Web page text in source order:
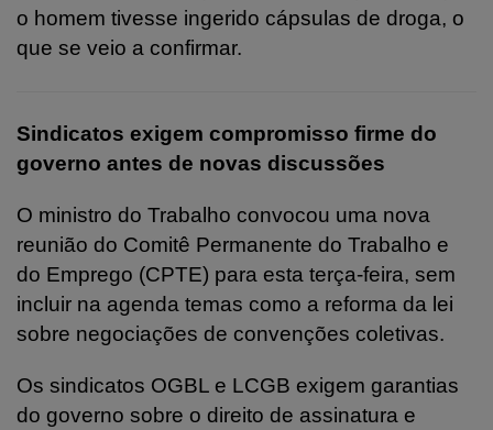
o homem tivesse ingerido cápsulas de droga, o
que se veio a confirmar.
Sindicatos exigem compromisso firme do
governo antes de novas discussões
O ministro do Trabalho convocou uma nova
reunião do Comitê Permanente do Trabalho e
do Emprego (CPTE) para esta terça-feira, sem
incluir na agenda temas como a reforma da lei
sobre negociações de convenções coletivas.
Os sindicatos OGBL e LCGB exigem garantias
do governo sobre o direito de assinatura e